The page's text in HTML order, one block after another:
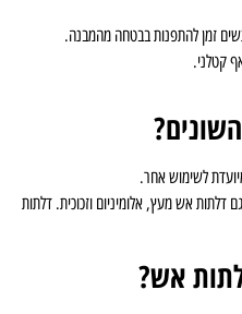
זמן להתפנות בבטחה מהמבנה.
קטלני.
לשימוש אחר.
אש מעץ, אלומיניום וזכוכית. דלתות
אש?